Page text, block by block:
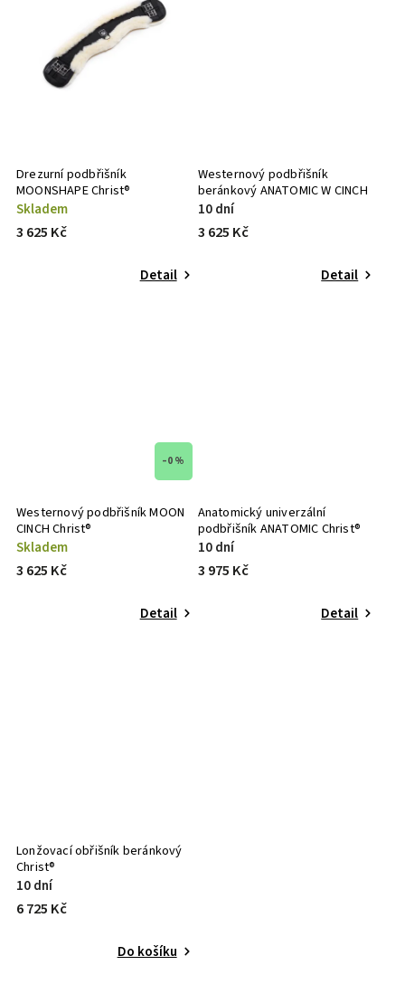
Drezurní podbřišník
MOONSHAPE Christ®
Skladem
3 625 Kč
Detail
Westernový podbřišník
beránkový ANATOMIC W CINCH
Christ®
10 dní
3 625 Kč
Detail
–0 %
Westernový podbřišník MOON
CINCH Christ®
Skladem
3 625 Kč
Detail
Anatomický univerzální
podbřišník ANATOMIC Christ®
10 dní
3 975 Kč
Detail
Lonžovací obřišník beránkový
Christ®
10 dní
6 725 Kč
Do košíku